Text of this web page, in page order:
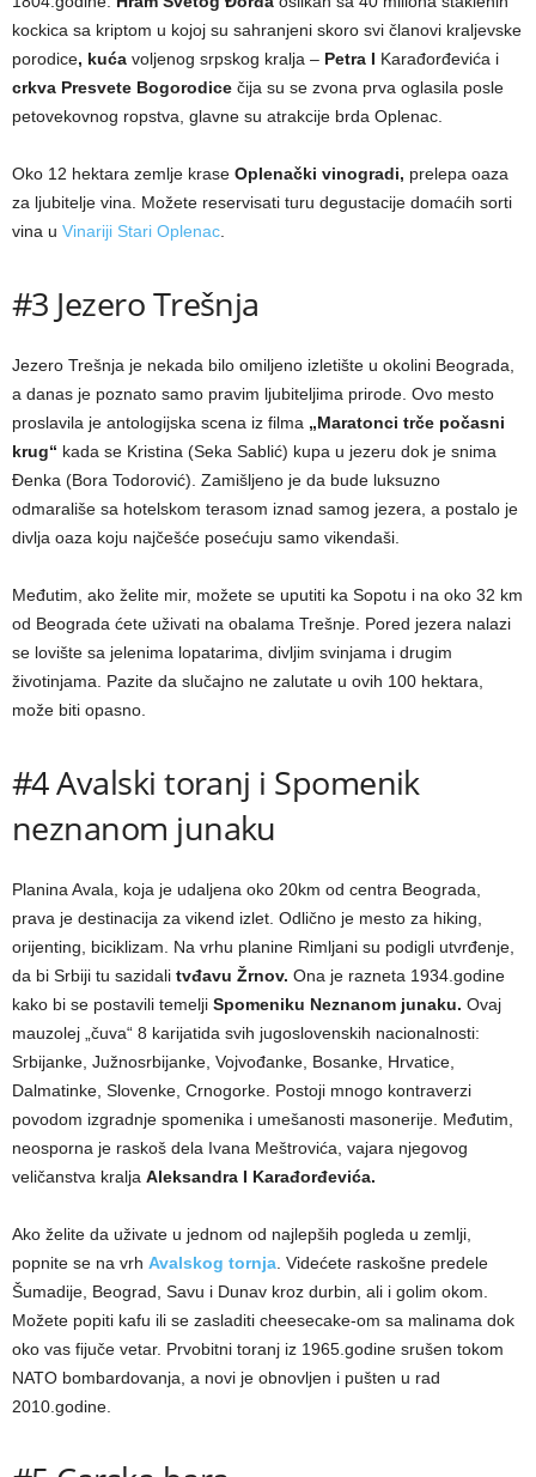
kockica sa kriptom u kojoj su sahranjeni skoro svi članovi kraljevske
porodice, kuća voljenog srpskog kralja – Petra I Karađorđevića i
crkva Presvete Bogorodice čija su se zvona prva oglasila posle
petovekovnog ropstva, glavne su atrakcije brda Oplenac.
Oko 12 hektara zemlje krase Oplenački vinogradi, prelepa oaza
za ljubitelje vina. Možete reservisati turu degustacije domaćih sorti
vina u Vinariji Stari Oplenac
#3 Jezero Trešnja
Jezero Trešnja je nekada bilo omiljeno izletište u okolini Beograda,
a danas je poznato samo pravim ljubiteljima prirode. Ovo mesto
proslavila je antologijska scena iz filma „Maratonci trče počasni
krug“ kada se Kristina (Seka Sablić) kupa u jezeru dok je snima
Đenka (Bora Todorović). Zamišljeno je da bude luksuzno
odmarališe sa hotelskom terasom iznad samog jezera, a postalo je
divlja oaza koju najčešće posećuju samo vikendaši.
Međutim, ako želite mir, možete se uputiti ka Sopotu i na oko 32 km
od Beograda ćete uživati na obalama Trešnje. Pored jezera nalazi
se lovište sa jelenima lopatarima, divljim svinjama i drugim
životinjama. Pazite da slučajno ne zalutate u ovih 100 hektara,
može biti opasno.
#4 Avalski toranj i Spomenik
neznanom junaku
Planina Avala, koja je udaljena oko 20km od centra Beograda,
prava je destinacija za vikend izlet. Odlično je mesto za hiking,
orijenting, biciklizam. Na vrhu planine Rimljani su podigli utvrđenje,
da bi Srbiji tu sazidali tvđavu Žrnov. Ona je razneta 1934.godine
kako bi se postavili temelji Spomeniku Neznanom junaku. Ovaj
mauzolej „čuva“ 8 karijatida svih jugoslovenskih nacionalnosti:
Srbijanke, Južnosrbijanke, Vojvođanke, Bosanke, Hrvatice,
Dalmatinke, Slovenke, Crnogorke. Postoji mnogo kontraverzi
povodom izgradnje spomenika i umešanosti masonerije. Međutim,
neosporna je raskoš dela Ivana Meštrovića, vajara njegovog
veličanstva kralja Aleksandra I Karađorđevića.
Ako želite da uživate u jednom od najlepših pogleda u zemlji,
popnite se na vrh Avalskog tornja . Videćete raskošne predele
Šumadije, Beograd, Savu i Dunav kroz durbin, ali i golim okom.
Možete popiti kafu ili se zasladiti cheesecake-om sa malinama dok
oko vas fijuče vetar. Prvobitni toranj iz 1965.godine srušen tokom
NATO bombardovanja, a novi je obnovljen i pušten u rad
2010.godine.